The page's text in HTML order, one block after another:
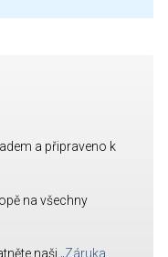
a připraveno k
na všechny
naši „Záruka